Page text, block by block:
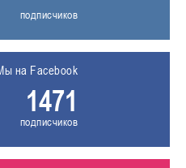
подписчиков
на Facebook
1471
подписчиков